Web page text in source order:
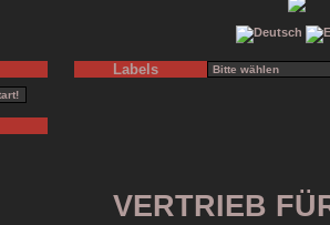
Labels
VERTRIEB